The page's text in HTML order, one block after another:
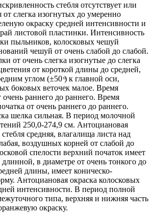
стебля отсутствует или
от слегка изогнутых до умеренно
окраску средней интенсивности и
листовой пластинки. Интенсивность
пыльников, колосковых чешуй
чешуй от очень слабой до слабой.
от очень слегка изогнутые до слегка
от короткой длины до средней,
углом (±50 ͦ) к главной оси,
боковых веточек малое. Время
очень раннего до раннего. Время
от очень раннего до раннего.
шелка сильная. В период молочной
250,0-274,9 см. Антоциановая
средняя, влагалища листа над
воздушных корней от слабой до
спелости верхний початок имеет
в диаметре от очень тонкого до
длины, имеет коническо-
Антоциановая окраска колосковых
интенсивности. В период полной
типа, верхняя и нижняя часть
окраску.